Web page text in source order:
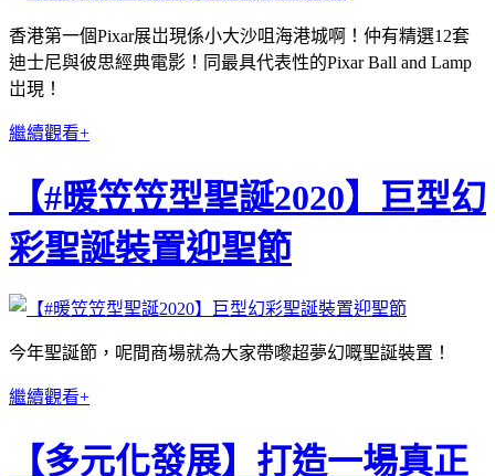
香港第一個Pixar展岀現係小大沙咀海港城啊！仲有精選12套
迪士尼與彼思經典電影！同最具代表性的Pixar Ball and Lamp
岀現！
繼續觀看+
【#暖笠笠型聖誕2020】巨型幻
彩聖誕裝置迎聖節
今年聖誕節，呢間商場就為大家帶嚟超夢幻嘅聖誕裝置！
繼續觀看+
【多元化發展】打造一場真正